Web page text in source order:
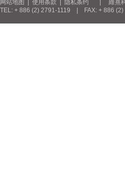
网站地图 使用条款 隐私条约 | 維熹科技
TEL: + 886 (2) 2791-1119 | FAX: + 886